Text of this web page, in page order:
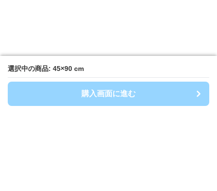
選択中の商品: 45×90 cm
購入画面に進む
選択中の商品: 45×90 cm
購入画面に進む